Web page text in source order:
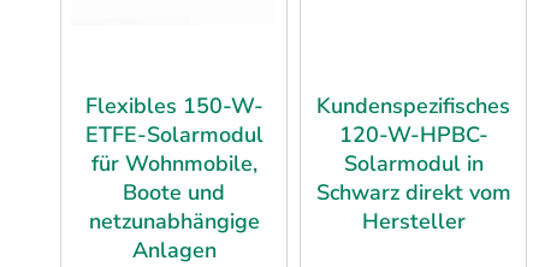
Flexibles 150-W-
ETFE-Solarmodul
für Wohnmobile,
Boote und
netzunabhängige
Anlagen
Kundenspezifisches
120-W-HPBC-
Solarmodul in
Schwarz direkt vom
Hersteller